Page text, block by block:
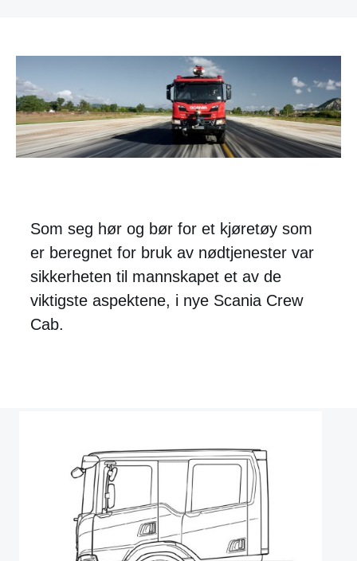
Som seg hør og bør for et kjøretøy som
er beregnet for bruk av nødtjenester var
sikkerheten til mannskapet et av de
viktigste aspektene, i nye Scania Crew
Cab.